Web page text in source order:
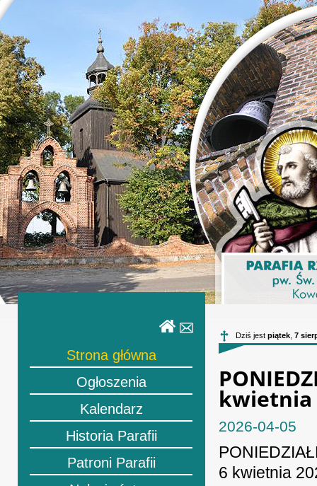
Strona główna
Ogłoszenia
Kalendarz
Historia Parafii
Patroni Parafii
Dziś jest piątek 7
kwietnia
2026-04-05
6 kwietnia